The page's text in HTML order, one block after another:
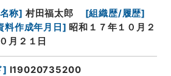
称] 村田福太郎 [組織歴/履歴]
料作成年月日 ] 昭和１７年１０月２
月２１日
] I19020735200